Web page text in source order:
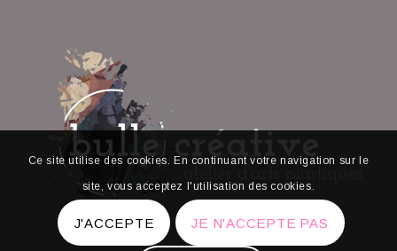
Ce site utilise des cookies. En continuant votre navigation sur le
site, vous acceptez l'utilisation des cookies.
J'ACCEPTE JE N'ACCEPTE PAS